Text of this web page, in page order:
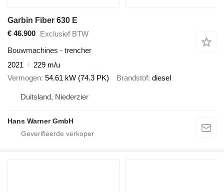
Garbin Fiber 630 E
€ 46.900 Exclusief BTW
Bouwmachines - trencher
2021
229 m/u
Vermogen 54.61 kW (74.3 PK) Brandstof diesel
Duitsland, Niederzier
Hans Warner GmbH